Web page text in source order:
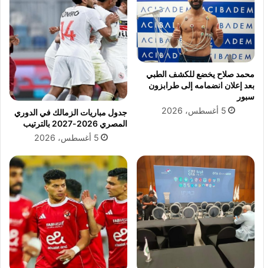
محمد صلاح يخضع للكشف الطبي
بعد إعلان انضمامه إلى طرابزون
سبور
5 أغسطس، 2026
جدول مباريات الزمالك في الدوري
المصري 2026-2027 بالترتيب
5 أغسطس، 2026